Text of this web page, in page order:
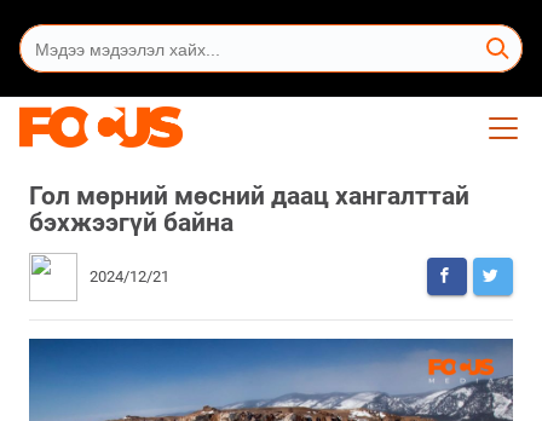
Гол мөрний мөсний даац хангалттай
бэхжээгүй байна
2024/12/21